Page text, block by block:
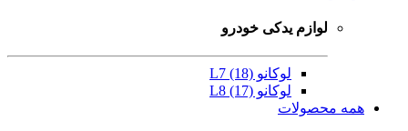
لوازم یدکی خودرو
لوکانو L7 (18)
لوکانو L8 (17)
همه محصولات